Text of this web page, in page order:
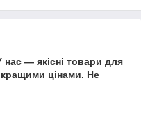
нас — якісні товари для
цінами. Не